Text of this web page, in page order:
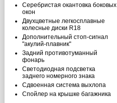
Серебристая окантовка боковых
окон
Двухцветные легкосплавные
колесные диски R18
Дополнительный стоп-сигнал
"акулий-плавник"
Задний противотуманный
фонарь
Светодиодная подсветка
заднего номерного знака
Сдвоенная система выхлопа
Спойлер на крышке багажника